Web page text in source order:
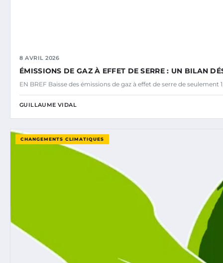
8 AVRIL 2026
ÉMISSIONS DE GAZ À EFFET DE SERRE : UN BILAN
EN BREF Baisse des émissions de gaz à effet de serre de seulement
GUILLAUME VIDAL
CHANGEMENTS CLIMATIQUES